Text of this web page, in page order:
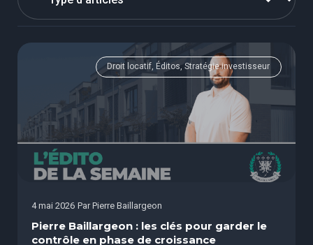
Droit locatif, Éditos, Stratégie investisseur
4 mai 2026 Par Pierre Baillargeon
Pierre Baillargeon : les clés pour garder le
contrôle en phase de croissance